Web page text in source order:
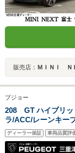
販売店： ＭＩＮＩ Ｎ
プジョー
208 GT ハイブリ
ラ/ACC/レーンキー
シスト/ブラインド
ロント・バックソナ
オート
ディーラー保証 車両品質評